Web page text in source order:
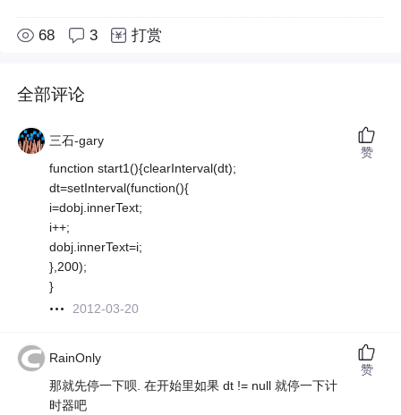
68 3 打赏
全部评论
三石-gary
function start1(){clearInterval(dt);
dt=setInterval(function(){
i=dobj.innerText;
i++;
dobj.innerText=i;
},200);
}
2012-03-20
赞
RainOnly
那就先停一下呗. 在开始里如果 dt != null 就停一下计
时器吧
赞